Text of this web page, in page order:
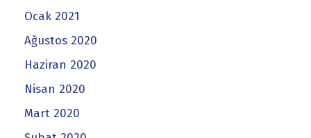
Ocak 2021
Ağustos 2020
Haziran 2020
Nisan 2020
Mart 2020